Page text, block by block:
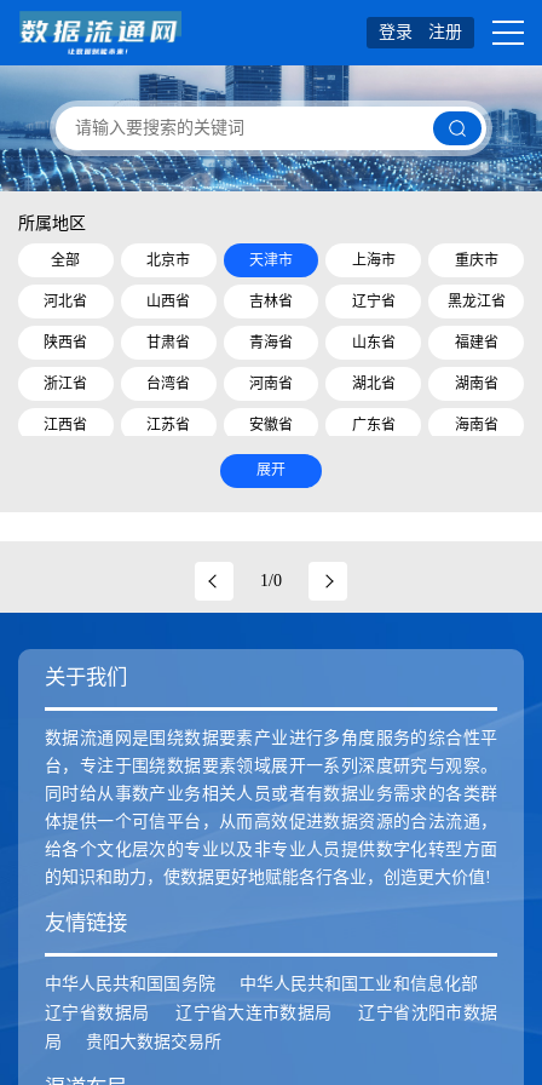
登录 注册
所属地区
全部 北京市 天津市 上海市 重庆市
河北省 山西省 吉林省 辽宁省 黑龙江省
陕西省 甘肃省 青海省 山东省 福建省
浙江省 台湾省 河南省 湖北省 湖南省
江西省 江苏省 安徽省 广东省 海南省
云南省
展开
1/0
关于我们
数据流通网是围绕数据要素产业进行多角度服务的综合性平
台，专注于围绕数据要素领域展开一系列深度研究与观察。
同时给从事数产业务相关人员或者有数据业务需求的各类群
体提供一个可信平台，从而高效促进数据资源的合法流通，
给各个文化层次的专业以及非专业人员提供数字化转型方面
的知识和助力，使数据更好地赋能各行各业，创造更大价值!
友情链接
中华人民共和国国务院
中华人民共和国工业和信息化部
辽宁省数据局
辽宁省大连市数据局
辽宁省沈阳市数据
局
贵阳大数据交易所